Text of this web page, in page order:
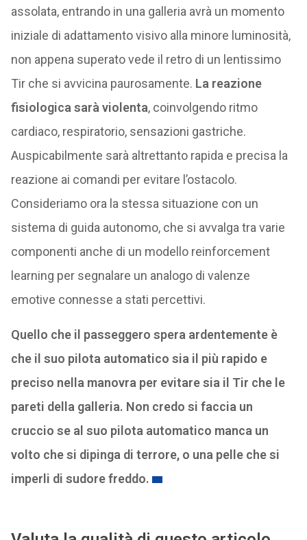
assolata, entrando in una galleria avrà un momento
iniziale di adattamento visivo alla minore luminosità,
non appena superato vede il retro di un lentissimo
Tir che si avvicina paurosamente. La reazione
fisiologica sarà violenta, coinvolgendo ritmo
cardiaco, respiratorio, sensazioni gastriche.
Auspicabilmente sarà altrettanto rapida e precisa la
reazione ai comandi per evitare l’ostacolo.
Consideriamo ora la stessa situazione con un
sistema di guida autonomo, che si avvalga tra varie
componenti anche di un modello reinforcement
learning per segnalare un analogo di valenze
emotive connesse a stati percettivi.
Quello che il passeggero spera ardentemente è
che il suo pilota automatico sia il più rapido e
preciso nella manovra per evitare sia il Tir che le
pareti della galleria. Non credo si faccia un
cruccio se al suo pilota automatico manca un
volto che si dipinga di terrore, o una pelle che si
imperli di sudore freddo.